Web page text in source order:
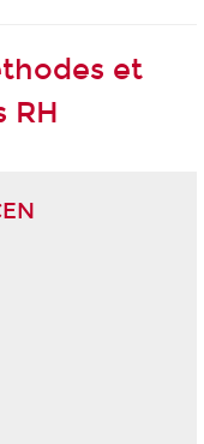
et
RH